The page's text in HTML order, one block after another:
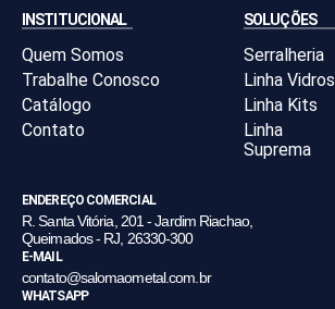
INSTITUCIONAL
Quem Somos
Trabalhe Conosco
Catálogo
Contato
SOLUÇÕES
Serralheria
Linha Vidros
Linha Kits
Linha
Suprema
ENDEREÇO COMERCIAL
R. Santa Vitória, 201 - Jardim Riachao,
Queimados - RJ, 26330-300
E-MAIL
contato@salomaometal.com.br
WHATSAPP